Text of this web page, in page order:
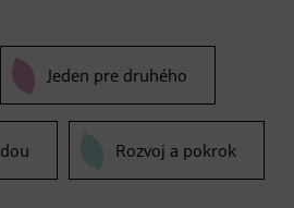
Jeden pre druhého
Rozvoj a pokrok